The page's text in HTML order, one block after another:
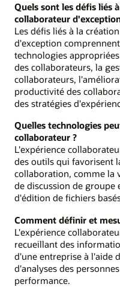
Quels sont les défis liés
collaborateur
Les défis liés à la
d'exception
technologies
des collaborateurs, la
collaborateurs,
productivité des
des stratégies
Quelles technologies
collaborateur ?
L'expérience
des outils qui favorisent
collaboration, comme la
de discussion de groupe
d'édition de fichiers
Comment définir et
L'expérience
recueillant des
d'une entreprise à l'aide
d'analyses des
performance.